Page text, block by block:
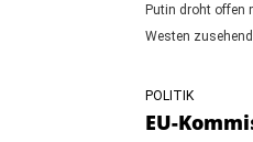
Putin droht offen
Westen
POLITIK
EU-